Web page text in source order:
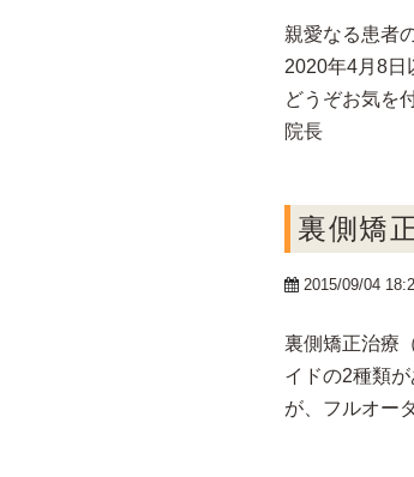
親愛なる患者
2020年4月8日
どうぞお気を
院長
裏側矯
2015/09/04
裏側矯正治療
イドの2種類
が、フルオー